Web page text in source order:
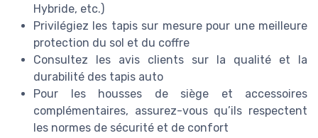
Hybride, etc.)
Privilégiez les tapis sur mesure pour une meilleure
protection du sol et du coffre
Consultez les avis clients sur la qualité et la
durabilité des tapis auto
Pour les housses de siège et accessoires
complémentaires, assurez-vous qu’ils respectent
les normes de sécurité et de confort